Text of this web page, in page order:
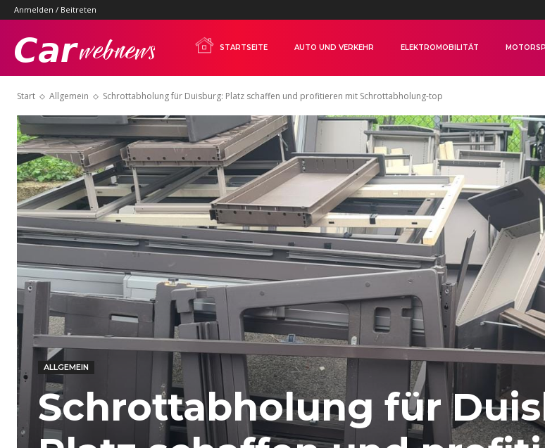
Anmelden / Beitreten
Carwebnews.comSTARTSEITE AUTO UND VERKEHR ELEKTROMOBILITÄT
Start Allgemein Schrottabholung für Duisburg: Platz schaffen und profitieren mit Schrottabholung-top
ALLGEMEIN
Schrottabholung für